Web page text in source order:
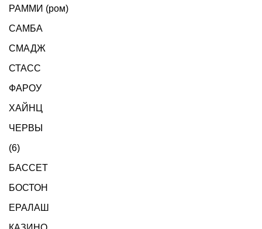
РАММИ (ром)
САМБА
СМАДЖ
СТАСС
ФАРОУ
ХАЙНЦ
ЧЕРВЫ
(6)
БАССЕТ
БОСТОН
ЕРАЛАШ